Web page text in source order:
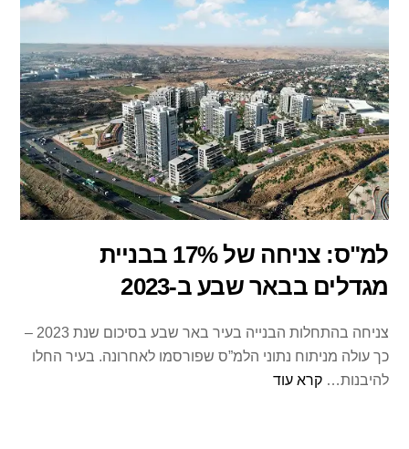
למ"ס: צניחה של 17% בבניית
מגדלים בבאר שבע ב-2023
צניחה בהתחלות הבנייה בעיר באר שבע בסיכום שנת 2023 –
כך עולה מניתוח נתוני הלמ”ס שפורסמו לאחרונה. בעיר החלו
להיבנות…קרא עוד